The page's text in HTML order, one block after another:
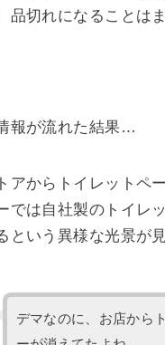
品切れになることは
報が流れた結果…
アからトイレットペ
では自社製のトイレ
という異様な光景が
デマなのに、お店から